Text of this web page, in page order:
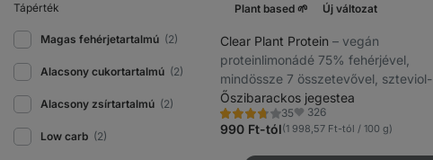
Tápérték
Magas fehérjetartalmú (2)
Alacsony cukortartalmú (2)
Alacsony zsírtartalmú (2)
Low carb (2)
Plant based 🌱 Új változat
Clear Plant Protein ⁠–⁠ vegán
proteinlimonádé 75% fehérjével,
mindössze 7 összetevővel, szteviol-
glikozidokkal édesítve
Őszibarackos jegestea
35
Értékelés
3.8/5,
35
Kedvencek
326
990 Ft-tól(1 998,57 Ft-tól / 100 g)